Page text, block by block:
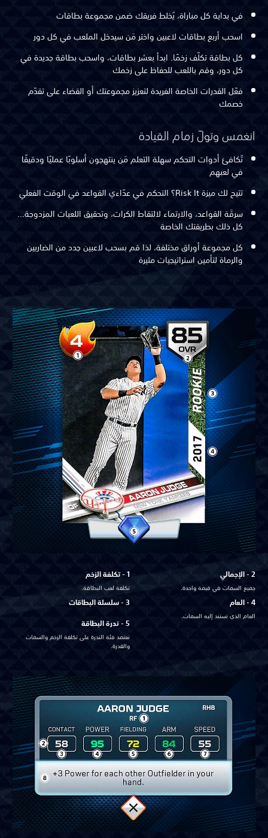
في بداية كل مباراة، يُخلط فريقك ضمن مجموعة بطاقات
اسحب أربع بطاقات لاعبين واختر مَن سيدخل الملعب في كل دور
كل بطاقة تكلّف زخمًا. ابدأ بعشر بطاقات، واسحب بطاقة جديدة في
كل دور، وقم باللعب للحفاظ على زخمك
فعّل القدرات الخاصة الفريدة لتعزيز مجموعتك أو القضاء على تقدّم
خصمك
انغمس وتولّ زمام القيادة
تُكافئ أدوات التحكم سهلة التعلم مَن ينتهجون أسلوبًا عمليًا ودقيقًا
في لعبهم
تتيح لك ميزة Risk It؟ التحكم في عدّاءي القواعد في الوقت الفعلي
سرقَة القواعد، والارتماء لالتقاط الكرات، وتحقيق اللعبات المزدوجة...
كل ذلك بطريقتك الخاصة
كل مجموعة أوراق مختلفة، لذا قم بسحب لاعبين جدد من الضاربين
والرماة لتأمين استراتيجيات مثيرة
تكلفة لعب البطاقة.
تعتمد فئة الندرة على تكلفة الزخم والسمات
والقدرة.
جميع السمات في قيمة واحدة.
العام الذي تستند إليه السمات.